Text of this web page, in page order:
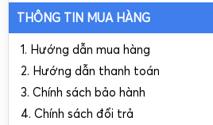
THÔNG TIN MUA HÀNG
1. Hướng dẫn mua hàng
2. Hướng dẫn thanh toán
3. Chính sách bảo hành
4. Chính sách đổi trả